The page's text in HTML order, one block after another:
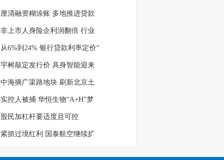
厘清融资糊涂账 多地推进贷款
非上市人身险企利润翻倍 行业
从6%到24% 银行贷款利率定价“
宇树敲定发行价 具身智能迎来
中海摘广渠路地块 刷新北京土
实控人被捕 华恒生物“A+H”梦
股民加杠杆要适度且可控
紧抓过境红利 国泰航空继续扩